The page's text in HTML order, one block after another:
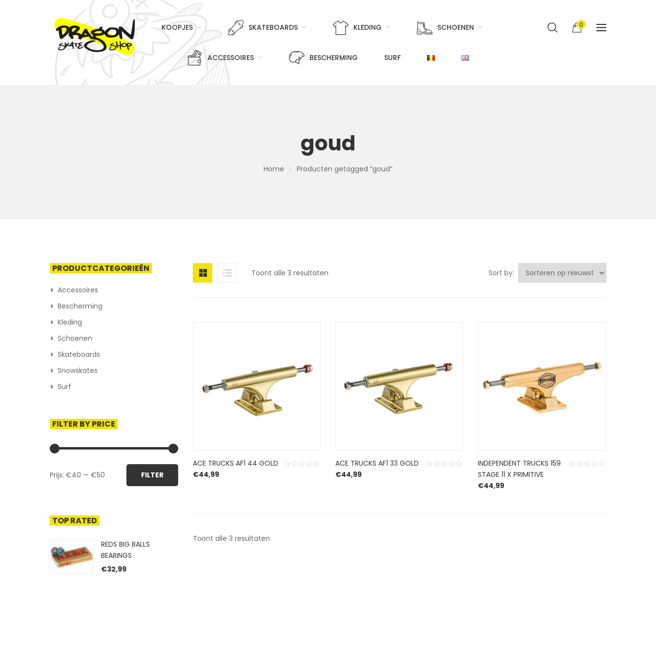
KOOPJES SKATEBOARDS KLEDING SCHOENEN
ACCESSOIRES BESCHERMING SURF
0
goud
Home Producten getagged “goud”
PRODUCTCATEGORIEËN
Accessoires
Bescherming
Kleding
Schoenen
Skateboards
Snowskates
Surf
FILTER BY PRICE
prijs
prijs
FILTER
Prijs: €40 — €50
TOP RATED
REDS BIG BALLS
BEARINGS
€32,99
Toont alle 3 resultatenGesorteerd
Sort by:
ACE TRUCKS AF1 44 GOLD
€44,99
ACE TRUCKS AF1 33 GOLD
€44,99
INDEPENDENT TRUCKS 159
STAGE 11 X PRIMITIVE
€44,99
Toont alle 3 resultatenGesorteerd